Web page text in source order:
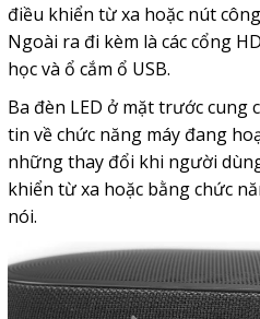
điều khiển từ xa hoặc nút
Ngoài ra đi kèm là các cổng
học và ổ cắm ổ USB.
Ba đèn LED ở mặt trước
tin về chức năng máy đang
những thay đổi khi người
khiển từ xa hoặc bằng chức
nói.